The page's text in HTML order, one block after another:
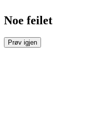
Noe feilet
Prøv igjen